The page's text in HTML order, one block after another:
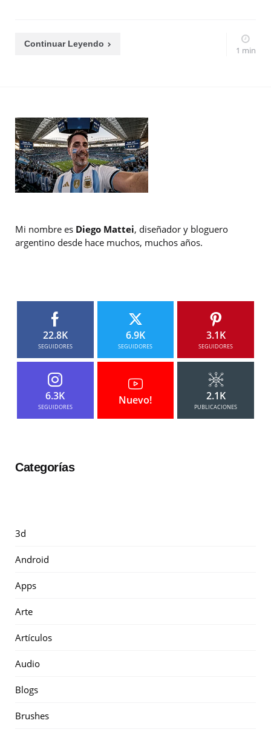
Continuar Leyendo
1 min
Mi nombre es Diego Mattei, diseñador y bloguero
argentino desde hace muchos, muchos años.
22.8K
SEGUIDORES
6.9K
SEGUIDORES
3.1K
SEGUIDORES
6.3K
SEGUIDORES
Nuevo! 2.1K
PUBLICACIONES
Categorías
3d
Android
Apps
Arte
Artículos
Audio
Blogs
Brushes